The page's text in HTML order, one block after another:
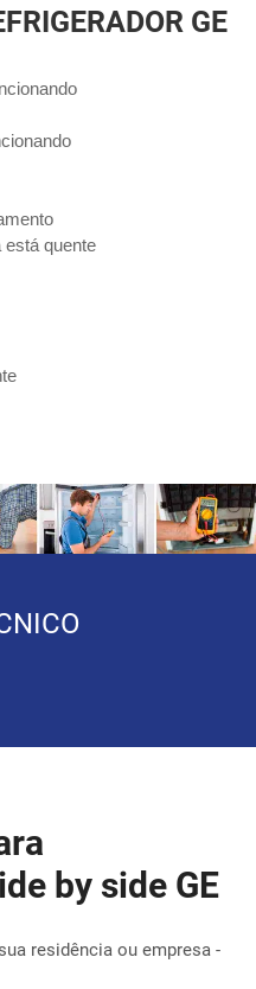
GE
está quente
by side GE
residência ou empresa -